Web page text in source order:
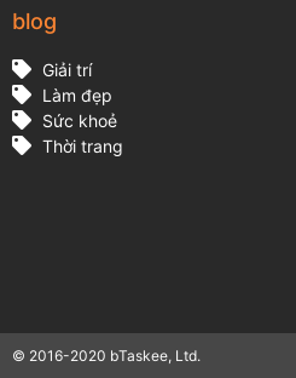
blog
Giải trí
Làm đẹp
Sức khoẻ
Thời trang
© 2016-2020 bTaskee, Ltd.